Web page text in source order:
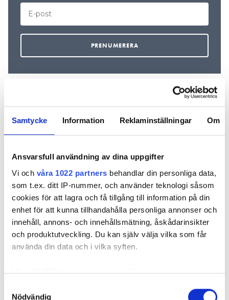
Samtycke Information Reklaminställningar Om
Ansvarsfull användning av dina uppgifter
Vi och våra 1022 partners behandlar din personliga data,
som t.ex. ditt IP-nummer, och använder teknologi såsom
cookies för att lagra och få tillgång till information på din
enhet för att kunna tillhandahålla personliga annonser och
innehåll, annons- och innehållsmätning, åskådarinsikter
och produktutveckling. Du kan själv välja vilka som får
använda din data och i vilka syften.
Med din tillåtelse skulle vi även vilja:
som kan ha en noggrannhet på upp till flera meter
Nödvändig
REKOMMENDERADE ARTIKLAR
Utsläppen från
uppvärmning av
byggnader
fortsätter
minska
Värmepumparna
krymper och blir
miljövänligare
gav
rätta ytan